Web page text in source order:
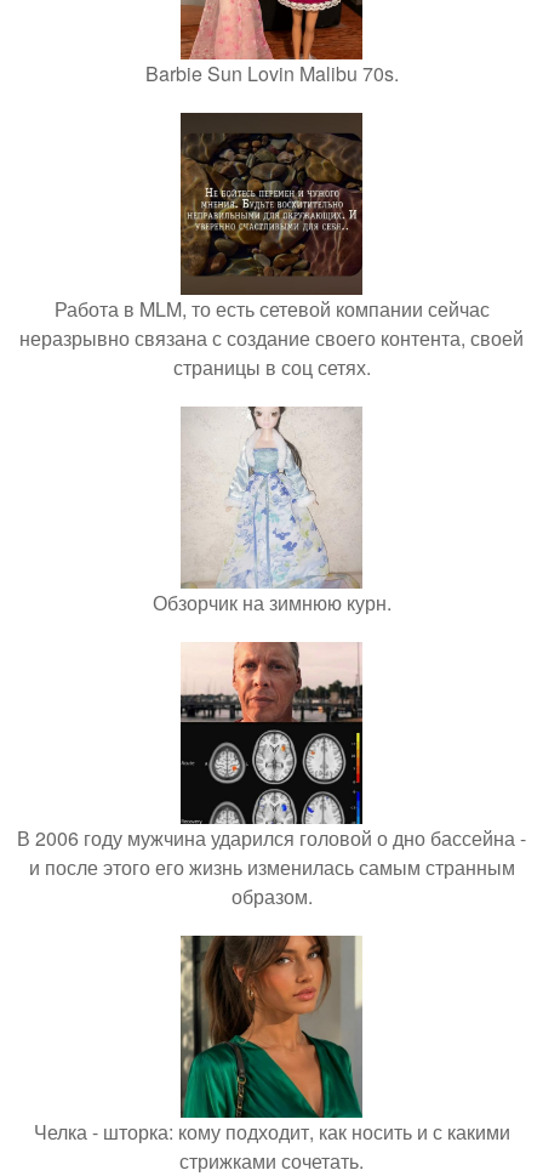
Barbie Sun Lovin Malibu 70s.
Работа в MLM, то есть сетевой компании сейчас
неразрывно связана с создание своего контента, своей
страницы в соц сетях.
Обзорчик на зимнюю курн.
В 2006 году мужчина ударился головой о дно бассейна -
и после этого его жизнь изменилась самым странным
образом.
Челка - шторка: кому подходит, как носить и с какими
стрижками сочетать.